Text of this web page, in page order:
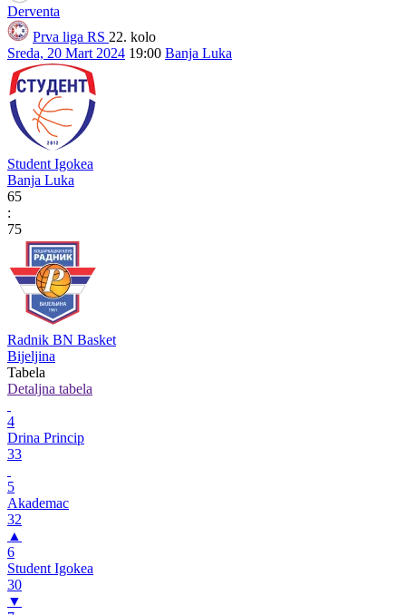
Derventa
Prva liga RS 22. kolo
Sreda, 20 Mart 2024 19:00 Banja Luka
Student Igokea
Banja Luka
65
:
75
Radnik BN Basket
Bijeljina
Tabela
Detaljna tabela
4
Drina Princip
33
5
Akademac
32
▲
6
Student Igokea
30
▼